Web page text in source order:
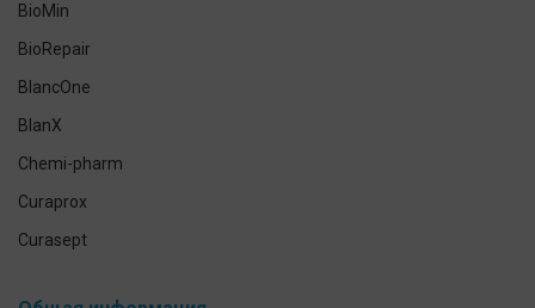
BioMin
BioRepair
BlancOne
BlanX
Chemi-pharm
Curaprox
Curasept